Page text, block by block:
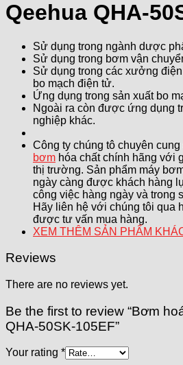
Qeehua QHA-
Sử dụng trong ngành dược
Sử dụng trong bơm vận
Sử dụng trong các xưởng
bo mạch điện tử.
Ứng dụng trong sản xuất bo
Ngoài ra còn được ứng dụng
nghiệp khác.
Công ty chúng tô chuyên cung
bơm hóa chất chính hãng với
thị trường. Sản phẩm máy
ngày càng được khách hàng
công việc hàng ngày và trong
Hãy liên hệ với chúng tôi qua
được tư vấn mua hàng.
XEM THÊM SẢN PHẨM
Reviews
There are no reviews yet.
Be the first to review “Bơm
QHA-50SK-105EF”
Your rating *